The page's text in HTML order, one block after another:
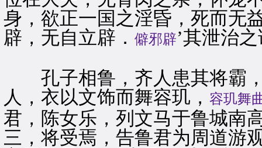
身，欲正一国之淫昏，死而无
辟，无自立辟． 僻邪辟’其泄治
孔子相鲁，齐人患其将霸，
人，衣以文饰而舞容玑， 容玑舞
君，陈女乐，列文马于鲁城南
三，将受焉，告鲁君为周道游